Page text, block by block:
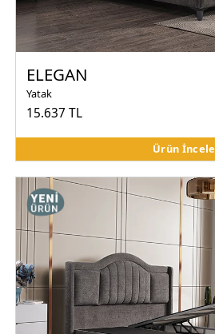
ELEGAN
Yatak
15.637 TL
Ürün İncele